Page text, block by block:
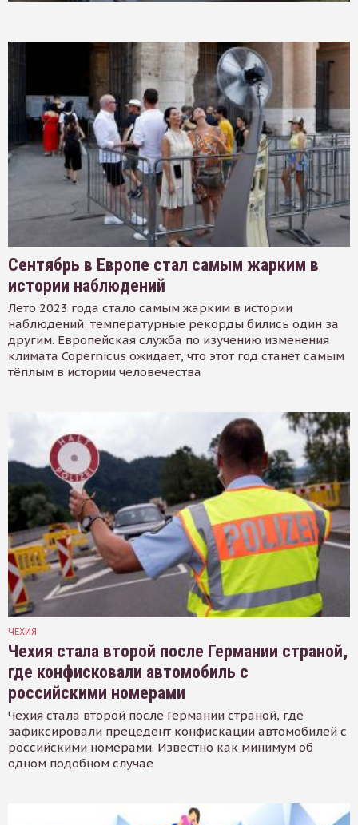
Сентябрь в Европе стал самым жарким в
истории наблюдений
Лето 2023 года стало самым жарким в истории
наблюдений: температурные рекорды бились один за
другим. Европейская служба по изучению изменения
климата Copernicus ожидает, что этот год станет самым
тёплым в истории человечества
ЧЕХИЯ
Чехия стала второй после Германии страной,
где конфисковали автомобиль с
российскими номерами
Чехия стала второй после Германии страной, где
зафиксировали прецедент конфискации автомобилей с
российскими номерами. Известно как минимум об
одном подобном случае